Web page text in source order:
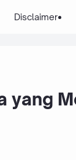
Disclaimer
yang